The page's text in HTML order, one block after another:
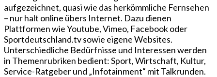
aufgezeichnet, quasi wie das herkömmliche Fernsehen
– nur halt online übers Internet. Dazu dienen
Plattformen wie Youtube, Vimeo, Facebook oder
Sportdeutschland.tv sowie eigene Websites.
Unterschiedliche Bedürfnisse und Interessen werden
in Themenrubriken bedient: Sport, Wirtschaft, Kultur,
Service-Ratgeber und „Infotainment“ mit Talkrunden.